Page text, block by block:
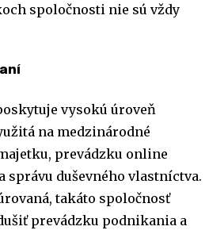
spoločnosti nie sú vždy
vysokú úroveň
na medzinárodné
prevádzku online
správu duševného vlastníctva.
takáto spoločnosť
prevádzku podnikania a